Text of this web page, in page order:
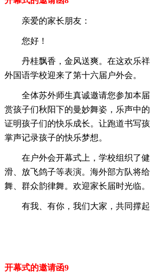
亲爱的家长朋友：
您好！
丹桂飘香，金风送爽。在这欢乐
外国语学校迎来了第十六届户外会。
全体苏外师生真诚邀请您参加本
赏孩子们秋阳下的曼妙舞姿，乐声中
证明孩子们的快乐成长。让跑道书写
掌声记录孩子的快乐梦想。
在户外会开幕式上，学校组织了
滑、放飞鸽子等表演。海外部方队将
舞、群众韵律舞。欢迎家长届时光临。
有我、有你，我们大家，共同撑
开幕式的邀请函9